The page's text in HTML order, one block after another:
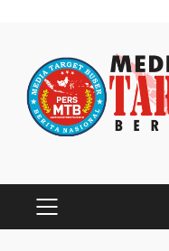
content
PRIMARY